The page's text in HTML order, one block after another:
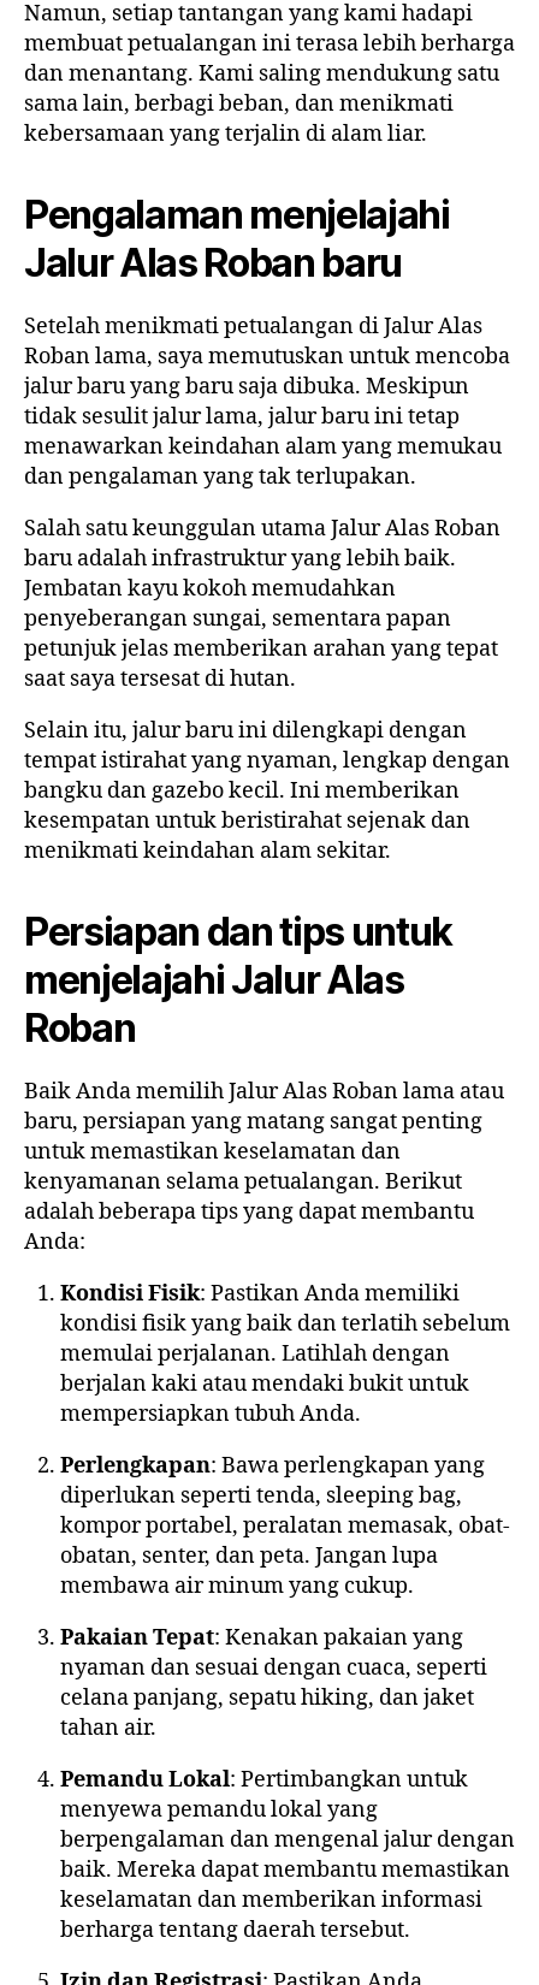
Namun, setiap tantangan yang kami hadapi
membuat petualangan ini terasa lebih berharga
dan menantang. Kami saling mendukung satu
sama lain, berbagi beban, dan menikmati
kebersamaan yang terjalin di alam liar.
Pengalaman menjelajahi
Jalur Alas Roban baru
Setelah menikmati petualangan di Jalur Alas
Roban lama, saya memutuskan untuk mencoba
jalur baru yang baru saja dibuka. Meskipun
tidak sesulit jalur lama, jalur baru ini tetap
menawarkan keindahan alam yang memukau
dan pengalaman yang tak terlupakan.
Salah satu keunggulan utama Jalur Alas Roban
baru adalah infrastruktur yang lebih baik.
Jembatan kayu kokoh memudahkan
penyeberangan sungai, sementara papan
petunjuk jelas memberikan arahan yang tepat
saat saya tersesat di hutan.
Selain itu, jalur baru ini dilengkapi dengan
tempat istirahat yang nyaman, lengkap dengan
bangku dan gazebo kecil. Ini memberikan
kesempatan untuk beristirahat sejenak dan
menikmati keindahan alam sekitar.
Persiapan dan tips untuk
menjelajahi Jalur Alas
Roban
Baik Anda memilih Jalur Alas Roban lama atau
baru, persiapan yang matang sangat penting
untuk memastikan keselamatan dan
kenyamanan selama petualangan. Berikut
adalah beberapa tips yang dapat membantu
Anda:
Kondisi Fisik: Pastikan Anda memiliki
kondisi fisik yang baik dan terlatih sebelum
memulai perjalanan. Latihlah dengan
berjalan kaki atau mendaki bukit untuk
mempersiapkan tubuh Anda.
Perlengkapan: Bawa perlengkapan yang
diperlukan seperti tenda, sleeping bag,
kompor portabel, peralatan memasak, obat-
obatan, senter, dan peta. Jangan lupa
membawa air minum yang cukup.
Pakaian Tepat: Kenakan pakaian yang
nyaman dan sesuai dengan cuaca, seperti
celana panjang, sepatu hiking, dan jaket
tahan air.
Pemandu Lokal: Pertimbangkan untuk
menyewa pemandu lokal yang
berpengalaman dan mengenal jalur dengan
baik. Mereka dapat membantu memastikan
keselamatan dan memberikan informasi
berharga tentang daerah tersebut.